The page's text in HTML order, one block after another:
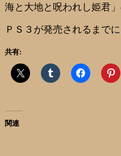
海と大地と呪われし姫君
ＰＳ３が発売されるまで
共有:
関連